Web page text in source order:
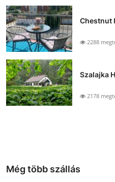
Chestnut
2288
Szalajka
2178
Még több szállás